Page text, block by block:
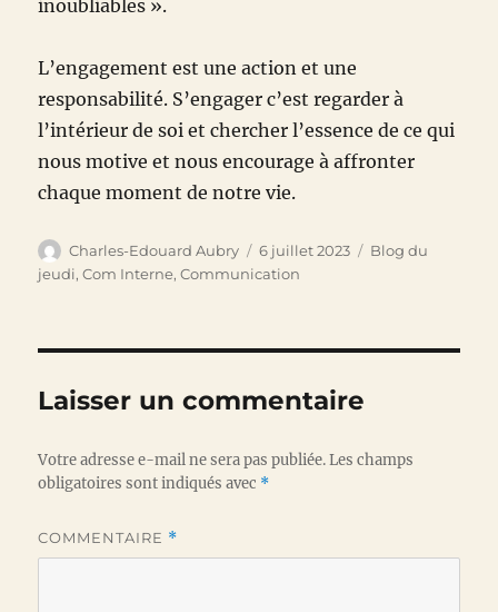
inoubliables ».
L’engagement est une action et une
responsabilité. S’engager c’est regarder à
l’intérieur de soi et chercher l’essence de ce qui
nous motive et nous encourage à affronter
chaque moment de notre vie.
Auteur
Charles-Edouard Aubry
Publié
le
6 juillet 2023 Catégories
Blog du
jeudi,Com Interne,Communication
Laisser un commentaire
Votre adresse e-mail ne sera pas publiée. Les champs
obligatoires sont indiqués avec *
COMMENTAIRE *